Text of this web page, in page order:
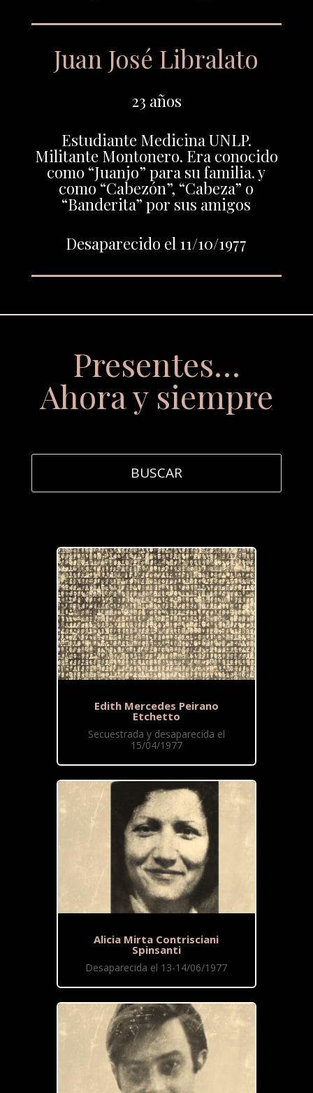
Juan José Libralato
23 años
Estudiante Medicina UNLP.
Militante Montonero. Era conocido
como “Juanjo” para su familia. y
como “Cabezón”, “Cabeza” o
“Banderita” por sus amigos
Desaparecido el 11/10/1977
Presentes…
Ahora y siempre
Edith Mercedes Peirano
Etchetto
Secuestrada y desaparecida el
15/04/1977
Alicia Mirta Contrisciani
Spinsanti
Desaparecida el 13-14/06/1977